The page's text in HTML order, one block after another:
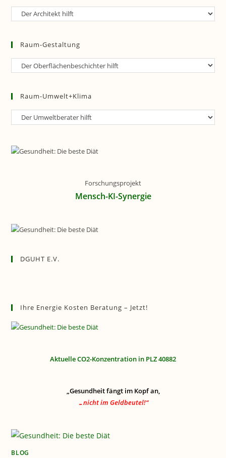
Raum-
Raum-Gestaltung
Raum-
Raum-Umwelt+Klima
Raum-
Forschungsprojekt
Mensch-KI-Synergie
DGUHT E.V.
Ihre Energie Kosten Beratung – Jetzt!
Aktuelle CO2-Konzentration in PLZ 40882
„Gesundheit fängt im Kopf an,
…nicht im Geldbeutel!“
BLOG